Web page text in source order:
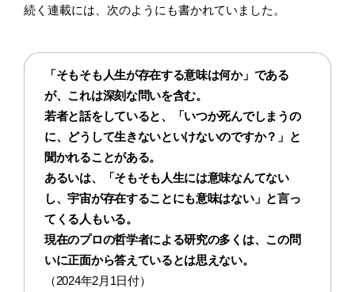
続く連載には、次のようにも書かれていました。
「そもそも人生が存在する意味は何か」である
が、これは深刻な問いを含む。
若者と話をしていると、「いつか死んでしまうの
に、どうして生きないといけないのですか？」と
聞かれることがある。
あるいは、「そもそも人生には意味なんてない
し、宇宙が存在することにも意味はない」と言っ
てくる人もいる。
現在のプロの哲学者による研究の多くは、この問
いに正面から答えているとは思えない。
（2024年2月1日付）